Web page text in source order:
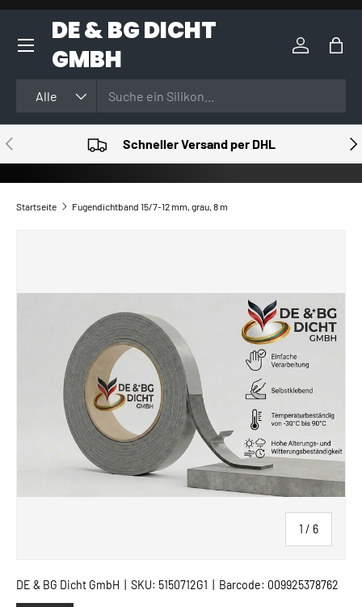
DIREKT ZUM INHALT
DE & BG DICHT
GMBH
Alle
Einloggen
VORHERIGE Schneller Versand per DHL
Startseite Fugendichtband 15/7-12 mm, grau, 8 m
1 / von
6
DE & BG Dicht GmbH SKU: 5150712G1 Barcode: 009925378762